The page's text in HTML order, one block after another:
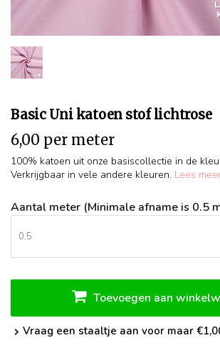
Basic Uni katoen stof lichtrose
6,00 per meter
100% katoen uit onze basiscollectie in de
Verkrijgbaar in vele andere kleuren. Lees
Aantal meter (Minimale afname is 0.5
Toevoegen aan
Vraag een staaltje aan voor maar